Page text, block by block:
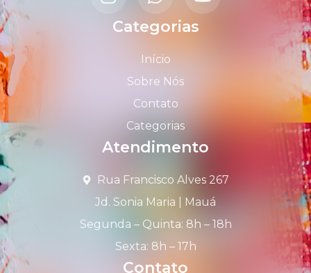
Categorias
Início
Sobre Nós
Contato
Categorias
Atendimento
Rua Francisco Alves 267
Jd. Sonia Maria | Mauá
Segunda – Quinta: 8h – 18h
Sexta: 8h – 17h
Contato